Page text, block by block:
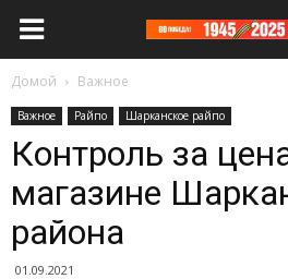
Домой Важное
Важное Райпо Шарканское райпо
Контроль за
магазине
района
01.09.2021